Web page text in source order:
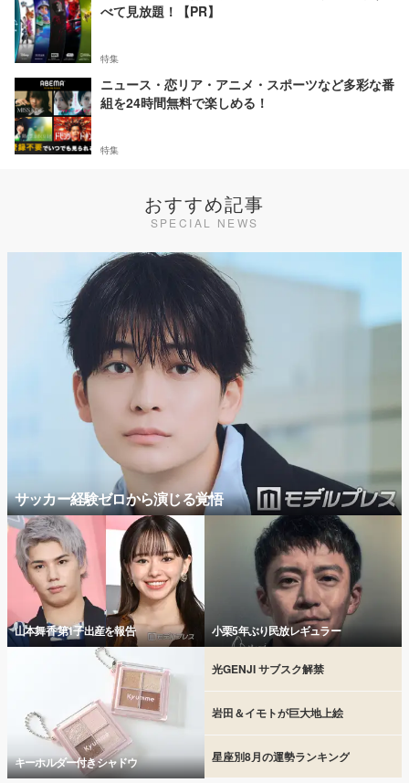
べて見放題！【PR】
特集
ニュース・恋リア・アニメ・スポーツなど多彩な番
組を24時間無料で楽しめる！
特集
おすすめ記事
SPECIAL NEWS
サッカー経験ゼロから演じる覚悟
山本舞香 第1子出産を報告 小栗5年ぶり民放レギュラー
キーホルダー付きシャドウ
光GENJI サブスク解禁
岩田＆イモトが巨大地上絵
星座別8月の運勢ランキング